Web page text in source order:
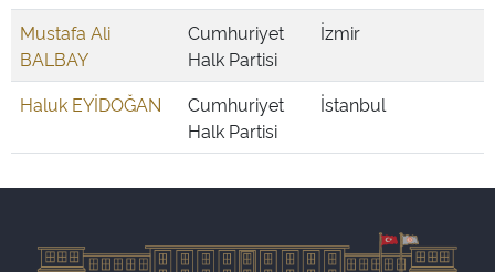
Mustafa Ali
BALBAY
Cumhuriyet
Halk Partisi
İzmir
Haluk EYİDOĞAN
Cumhuriyet
Halk Partisi
İstanbul